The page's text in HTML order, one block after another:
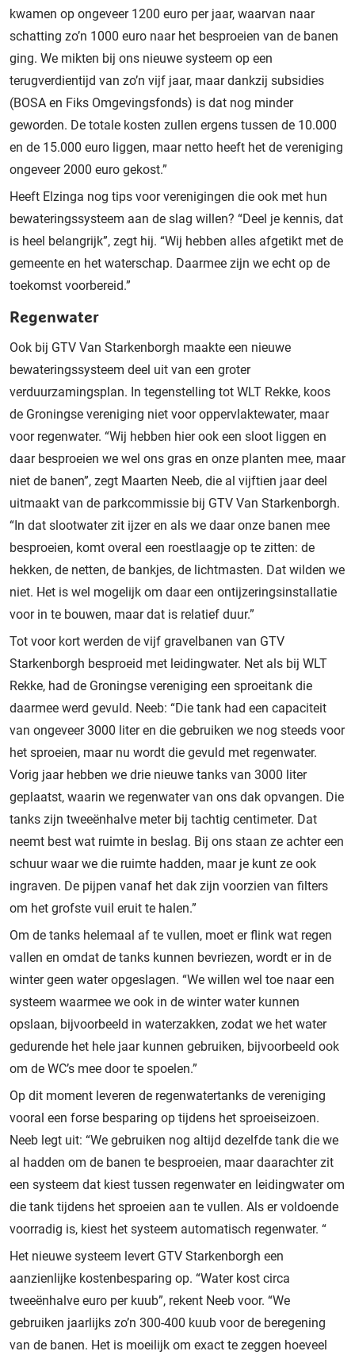
kwamen op ongeveer 1200 euro per jaar, waarvan naar
schatting zo’n 1000 euro naar het besproeien van de banen
ging. We mikten bij ons nieuwe systeem op een
terugverdientijd van zo’n vijf jaar, maar dankzij subsidies
(BOSA en Fiks Omgevingsfonds) is dat nog minder
geworden. De totale kosten zullen ergens tussen de 10.000
en de 15.000 euro liggen, maar netto heeft het de vereniging
ongeveer 2000 euro gekost.”
Heeft Elzinga nog tips voor verenigingen die ook met hun
bewateringssysteem aan de slag willen? “Deel je kennis, dat
is heel belangrijk”, zegt hij. “Wij hebben alles afgetikt met de
gemeente en het waterschap. Daarmee zijn we echt op de
toekomst voorbereid.”
Regenwater
Ook bij GTV Van Starkenborgh maakte een nieuwe
bewateringssysteem deel uit van een groter
verduurzamingsplan. In tegenstelling tot WLT Rekke, koos
de Groningse vereniging niet voor oppervlaktewater, maar
voor regenwater. “Wij hebben hier ook een sloot liggen en
daar besproeien we wel ons gras en onze planten mee, maar
niet de banen”, zegt Maarten Neeb, die al vijftien jaar deel
uitmaakt van de parkcommissie bij GTV Van Starkenborgh.
“In dat slootwater zit ijzer en als we daar onze banen mee
besproeien, komt overal een roestlaagje op te zitten: de
hekken, de netten, de bankjes, de lichtmasten. Dat wilden we
niet. Het is wel mogelijk om daar een ontijzeringsinstallatie
voor in te bouwen, maar dat is relatief duur.”
Tot voor kort werden de vijf gravelbanen van GTV
Starkenborgh besproeid met leidingwater. Net als bij WLT
Rekke, had de Groningse vereniging een sproeitank die
daarmee werd gevuld. Neeb: “Die tank had een capaciteit
van ongeveer 3000 liter en die gebruiken we nog steeds voor
het sproeien, maar nu wordt die gevuld met regenwater.
Vorig jaar hebben we drie nieuwe tanks van 3000 liter
geplaatst, waarin we regenwater van ons dak opvangen. Die
tanks zijn tweeënhalve meter bij tachtig centimeter. Dat
neemt best wat ruimte in beslag. Bij ons staan ze achter een
schuur waar we die ruimte hadden, maar je kunt ze ook
ingraven. De pijpen vanaf het dak zijn voorzien van filters
om het grofste vuil eruit te halen.”
Om de tanks helemaal af te vullen, moet er flink wat regen
vallen en omdat de tanks kunnen bevriezen, wordt er in de
winter geen water opgeslagen. “We willen wel toe naar een
systeem waarmee we ook in de winter water kunnen
opslaan, bijvoorbeeld in waterzakken, zodat we het water
gedurende het hele jaar kunnen gebruiken, bijvoorbeeld ook
om de WC’s mee door te spoelen.”
Op dit moment leveren de regenwatertanks de vereniging
vooral een forse besparing op tijdens het sproeiseizoen.
Neeb legt uit: “We gebruiken nog altijd dezelfde tank die we
al hadden om de banen te besproeien, maar daarachter zit
een systeem dat kiest tussen regenwater en leidingwater om
die tank tijdens het sproeien aan te vullen. Als er voldoende
voorradig is, kiest het systeem automatisch regenwater. “
Het nieuwe systeem levert GTV Starkenborgh een
aanzienlijke kostenbesparing op. “Water kost circa
tweeënhalve euro per kuub”, rekent Neeb voor. “We
gebruiken jaarlijks zo’n 300-400 kuub voor de beregening
van de banen. Het is moeilijk om exact te zeggen hoeveel